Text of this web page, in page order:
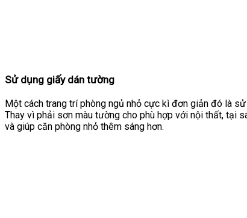
Sử dụng giấy dán tường
Một cách trang trí phòng ngủ nhỏ cực kì đơn giản đó là
Thay vì phải sơn màu tường cho phù hợp với nội thất, tại
và giúp căn phòng nhỏ thêm sáng hơn.